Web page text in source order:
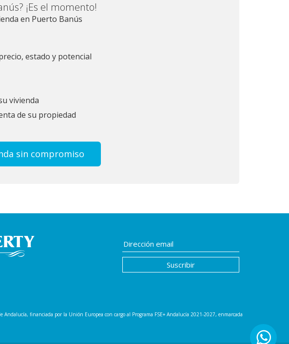
¡Es el momento!
en Puerto Banús
estado y potencial
vivienda
de su propiedad
sin compromiso
financiada por la Unión Europea con cargo al Programa FSE+ Andalucía 2021-2027, enmarcada